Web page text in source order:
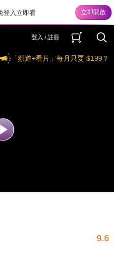
登入立即看
登入 / 註冊
「頻道+看片」每月只要 $199？
9.6